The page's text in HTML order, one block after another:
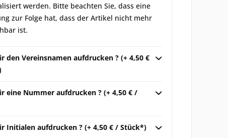
werden. Bitte beachten Sie, dass eine
zur Folge hat, dass der Artikel nicht mehr
ist.
den Vereinsnamen aufdrucken ? (+ 4,50 €
eine Nummer aufdrucken ? (+ 4,50 € /
Initialen aufdrucken ? (+ 4,50 € / Stück*)